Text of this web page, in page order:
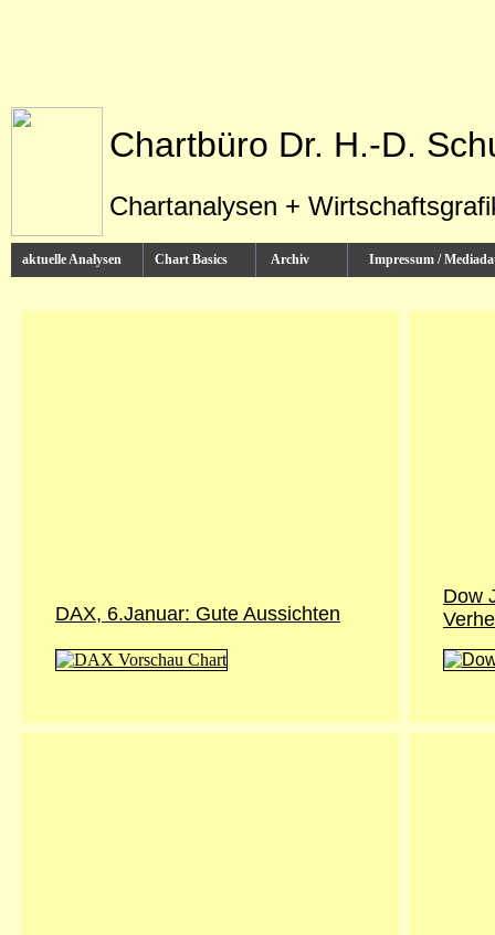
Chartbüro Dr. H.-D.
Chartanalysen +
aktuelle Analysen Chart Basics Archiv Impressum /
DAX, 6.Januar: Gute Aussichten
Dow